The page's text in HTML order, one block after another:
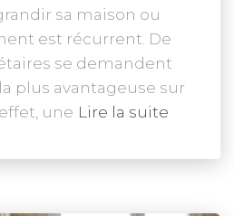
sa maison ou
est récurrent. De
se demandent
plus avantageuse sur
une Lire la suite